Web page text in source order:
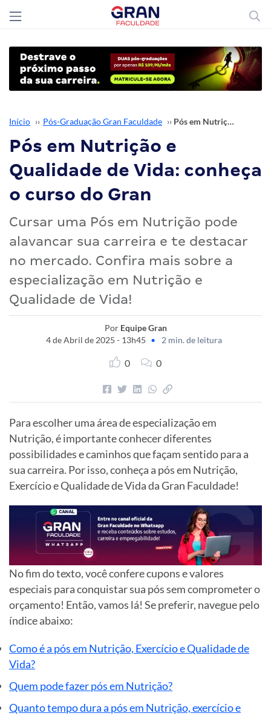
Início ›› Pós-Graduação Gran Faculdade ›› Pós em Nutrição e Qualidade de Vida: conheça o curso do Gran
Pós em Nutrição e
Qualidade de Vida: conheça
o curso do Gran
Cursar uma Pós em Nutrição pode
alavancar sua carreira e te destacar
no mercado. Confira mais sobre a
especialização em Nutrição e
Qualidade de Vida!
Por Equipe Gran
4 de Abril de 2025 - 13h45 • 2 min. de leitura
0 0
Para escolher uma área de especialização em
Nutrição, é importante conhecer diferentes
possibilidades e caminhos que façam sentido para a
sua carreira. Por isso, conheça a pós em Nutrição,
Exercício e Qualidade de Vida da Gran Faculdade!
No fim do texto, você confere cupons e valores
especiais para conquistar sua pós sem comprometer o
orçamento! Então, vamos lá! Se preferir, navegue pelo
índice abaixo:
Como é a pós em Nutrição, Exercício e Qualidade de
Vida?
Quem pode fazer pós em Nutrição?
Quanto tempo dura a pós em Nutrição, exercício e